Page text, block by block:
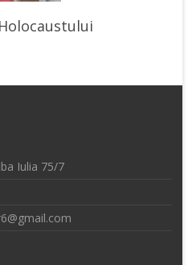
Iulia 75/7